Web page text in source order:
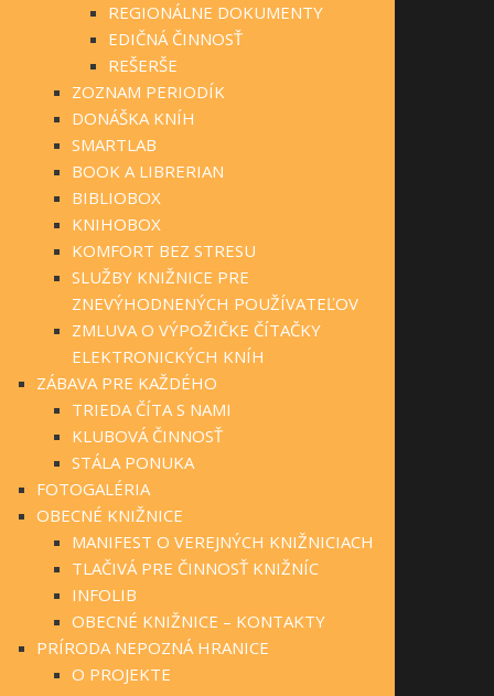
REGIONÁLNE DOKUMENTY
EDIČNÁ ČINNOSŤ
REŠERŠE
ZOZNAM PERIODÍK
DONÁŠKA KNÍH
SMARTLAB
BOOK A LIBRERIAN
BIBLIOBOX
KNIHOBOX
KOMFORT BEZ STRESU
SLUŽBY KNIŽNICE PRE
ZNEVÝHODNENÝCH POUŽÍVATEĽOV
ZMLUVA O VÝPOŽIČKE ČÍTAČKY
ELEKTRONICKÝCH KNÍH
ZÁBAVA PRE KAŽDÉHO
TRIEDA ČÍTA S NAMI
KLUBOVÁ ČINNOSŤ
STÁLA PONUKA
FOTOGALÉRIA
OBECNÉ KNIŽNICE
MANIFEST O VEREJNÝCH KNIŽNICIACH
TLAČIVÁ PRE ČINNOSŤ KNIŽNÍC
INFOLIB
OBECNÉ KNIŽNICE – KONTAKTY
PRÍRODA NEPOZNÁ HRANICE
O PROJEKTE